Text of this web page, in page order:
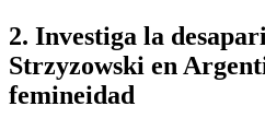
2. Investiga la
Strzyzowski en
femineidad